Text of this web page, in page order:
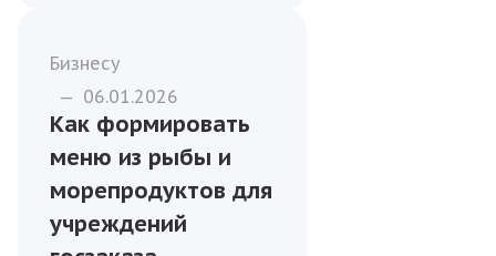
перевозить
охлаждённую рыбу
и морепродукты